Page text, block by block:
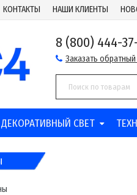
КОНТАКТЫ НАШИ КЛИЕНТЫ
8 (800) 444-
Заказать
ДЕКОРАТИВНЫЙ СВЕТ